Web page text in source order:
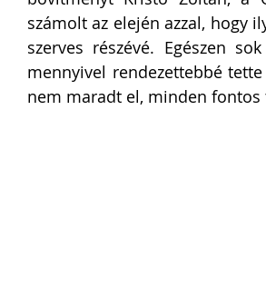
számolt az elején azzal, hogy
szerves részévé. Egészen
mennyivel rendezettebbé
nem maradt el, minden fontos